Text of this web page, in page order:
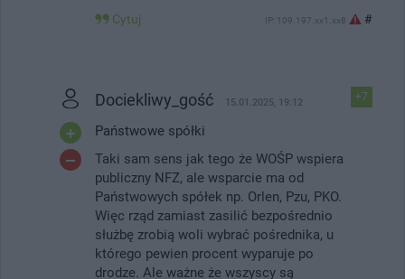
Cytuj IP: 109.197.xx1.xx8 #
+7
Dociekliwy_gość 15.01.2025, 19:12
Państwowe spółki
Taki sam sens jak tego że WOŚP wspiera
publiczny NFZ, ale wsparcie ma od
Państwowych spółek np. Orlen, Pzu, PKO.
Więc rząd zamiast zasilić bezpośrednio
służbę zrobią woli wybrać pośrednika, u
którego pewien procent wyparuje po
drodze. Ale ważne że wszyscy są